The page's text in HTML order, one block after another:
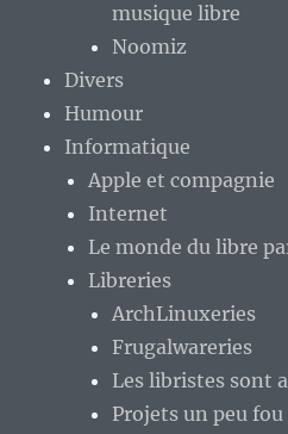
musique libre
Noomiz
Divers
Humour
Informatique
Apple et compagnie
Internet
Le monde du libre
Libreries
ArchLinuxeries
Frugalwareries
Les libristes sont
Projets un peu